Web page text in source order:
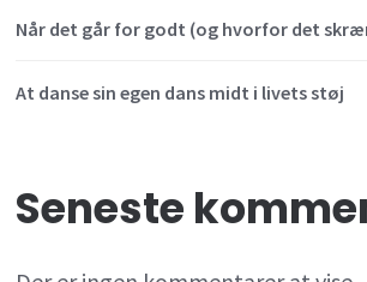
Når det går for godt (og hvorfor det
At danse sin egen dans midt i livets støj
Seneste